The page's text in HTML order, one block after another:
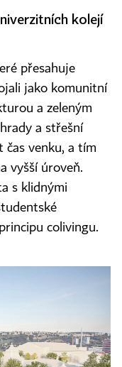
kolejí
přesahuje
jako komunitní
a zeleným
a střešní
venku, a tím
vyšší úroveň.
s klidnými
colivingu.